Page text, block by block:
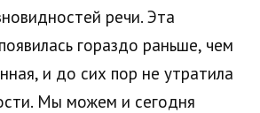
речи. Эта
гораздо раньше, чем
и до сих пор не утратила
Мы можем и сегодня